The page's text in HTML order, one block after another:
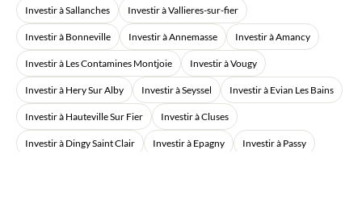
Investir à Sallanches Investir à Vallieres-sur-fier
Investir à Bonneville Investir à Annemasse Investir à Amancy
Investir à Les Contamines Montjoie Investir à Vougy
Investir à Hery Sur Alby Investir à Seyssel Investir à Evian Les Bains
Investir à Hauteville Sur Fier Investir à Cluses
Investir à Dingy Saint Clair Investir à Epagny Investir à Passy